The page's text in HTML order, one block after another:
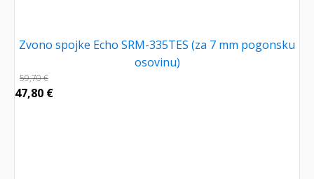
Zvono spojke Echo SRM-335TES (za 7 mm pogonsku
osovinu)
59,70€
47,80 €